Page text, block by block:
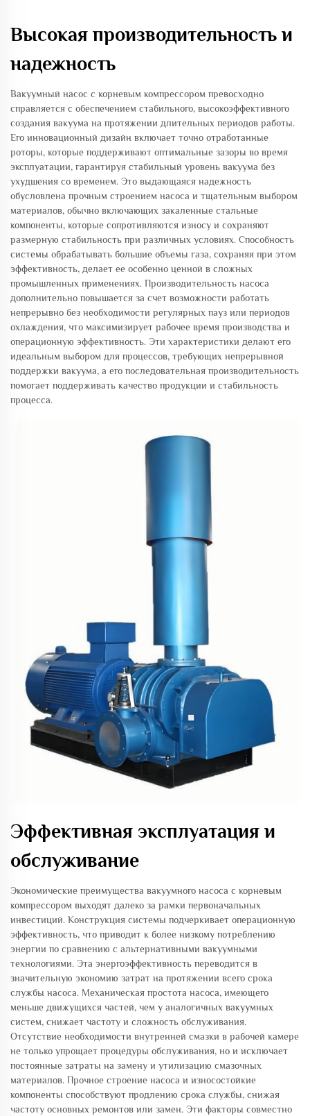
Высокая производительность и
надежность
Вакуумный насос с корневым компрессором превосходно
справляется с обеспечением стабильного, высокоэффективного
создания вакуума на протяжении длительных периодов работы.
Его инновационный дизайн включает точно отработанные
роторы, которые поддерживают оптимальные зазоры во время
эксплуатации, гарантируя стабильный уровень вакуума без
ухудшения со временем. Это выдающаяся надежность
обусловлена прочным строением насоса и тщательным выбором
материалов, обычно включающих закаленные стальные
компоненты, которые сопротивляются износу и сохраняют
размерную стабильность при различных условиях. Способность
системы обрабатывать большие объемы газа, сохраняя при этом
эффективность, делает ее особенно ценной в сложных
промышленных применениях. Производительность насоса
дополнительно повышается за счет возможности работать
непрерывно без необходимости регулярных пауз или периодов
охлаждения, что максимизирует рабочее время производства и
операционную эффективность. Эти характеристики делают его
идеальным выбором для процессов, требующих непрерывной
поддержки вакуума, а его последовательная производительность
помогает поддерживать качество продукции и стабильность
процесса.
Эффективная эксплуатация и
обслуживание
Экономические преимущества вакуумного насоса с корневым
компрессором выходят далеко за рамки первоначальных
инвестиций. Конструкция системы подчеркивает операционную
эффективность, что приводит к более низкому потреблению
энергии по сравнению с альтернативными вакуумными
технологиями. Эта энергоэффективность переводится в
значительную экономию затрат на протяжении всего срока
службы насоса. Механическая простота насоса, имеющего
меньше движущихся частей, чем у аналогичных вакуумных
систем, снижает частоту и сложность обслуживания.
Отсутствие необходимости внутренней смазки в рабочей камере
не только упрощает процедуры обслуживания, но и исключает
постоянные затраты на замену и утилизацию смазочных
материалов. Прочное строение насоса и износостойкие
компоненты способствуют продлению срока службы, снижая
частоту основных ремонтов или замен. Эти факторы совместно